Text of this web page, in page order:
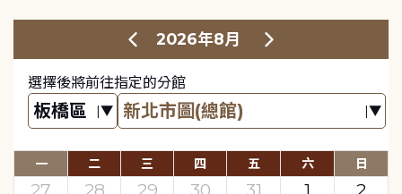
2026年8月
選擇後將前往指定的分館
一 二 三 四 五 六 日
27 28 29 30 31 1
2